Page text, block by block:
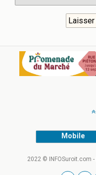
Mobile
2022 © INFOSuroit.com